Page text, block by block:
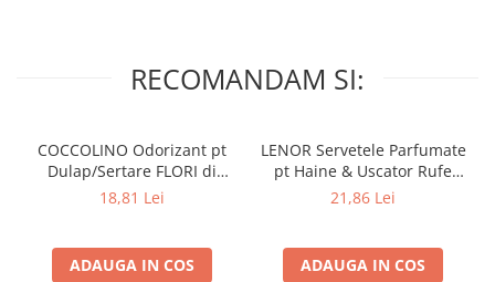
RECOMANDAM SI:
COCCOLINO Odorizant pt
Dulap/Sertare FLORI di
PRIMAVERA 3 buc
18,81 Lei
ADAUGA IN COS
LENOR Servetele Parfumate
pt Haine & Uscator Rufe
SPRING AWAKENING 34 buc
21,86 Lei
ADAUGA IN COS